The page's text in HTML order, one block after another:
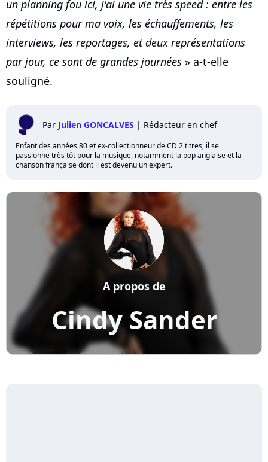
un planning fou ici, j'ai une vie très speed : entre les
répétitions pour ma voix, les échauffements, les
interviews, les reportages, et deux représentations
par jour, ce sont de grandes journées » a-t-elle
souligné.
Par Julien GONCALVES | Rédacteur en chef
Enfant des années 80 et ex-collectionneur de CD 2 titres, il se
passionne très tôt pour la musique, notamment la pop anglaise et la
chanson française dont il est devenu un expert.
Cindy Sander
A propos de